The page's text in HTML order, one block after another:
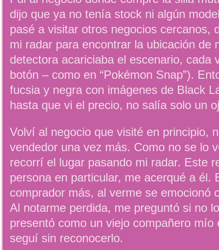
dijo que ya no tenía stock ni algún
pasé a visitar otros negocios cercanos,
mi radar para encontrar la ubicación de
detectora acariciaba el escenario, cada
botón – como en “Pokémon Snap”).
fucsia y negra con imágenes de Black
hasta que vi el precio, no salía solo un
Volví al negocio que visité en principio,
vendedor una vez más. Como no se lo
recorrí el lugar pasando mi radar. Este
persona en particular, me acerqué a él.
comprador más, al verme se emocionó
Al notarme perdida, me preguntó si no
presentó como un viejo compañero mío
seguí sin reconocerlo.